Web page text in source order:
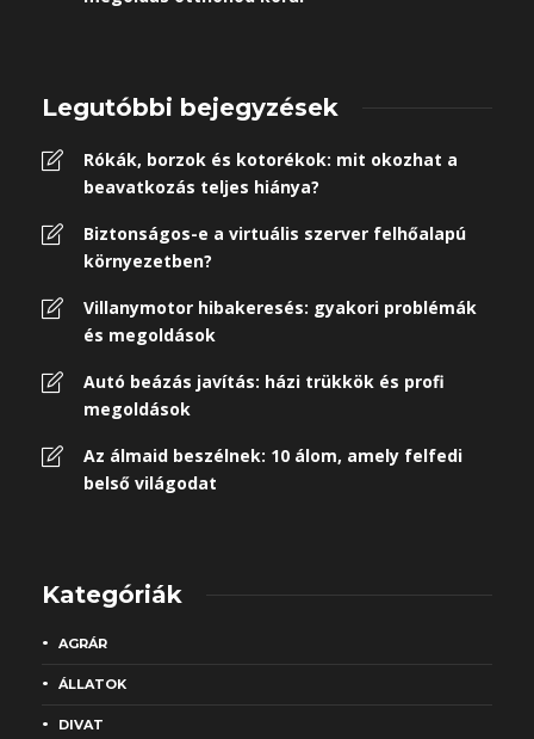
Legutóbbi bejegyzések
Rókák, borzok és kotorékok: mit okozhat a
beavatkozás teljes hiánya?
Biztonságos-e a virtuális szerver felhőalapú
környezetben?
Villanymotor hibakeresés: gyakori problémák
és megoldások
Autó beázás javítás: házi trükkök és profi
megoldások
Az álmaid beszélnek: 10 álom, amely felfedi
belső világodat
Kategóriák
AGRÁR
ÁLLATOK
DIVAT